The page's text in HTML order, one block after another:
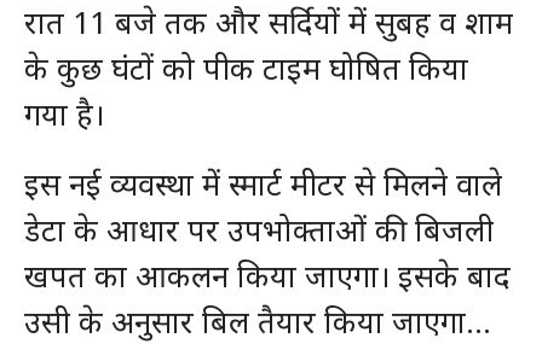
रात 11 बजे तक और सर्दियों में सुबह व शाम
के कुछ घंटों को पीक टाइम घोषित किया
गया है।
इस नई व्यवस्था में स्मार्ट मीटर से मिलने वाले
डेटा के आधार पर उपभोक्ताओं की बिजली
खपत का आकलन किया जाएगा। इसके बाद
उसी के अनुसार बिल तैयार किया जाएगा…